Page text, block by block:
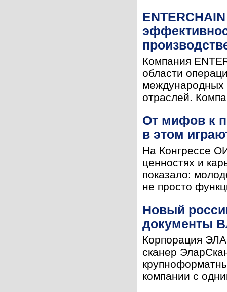
Компания
области
международных
отраслей.
От мифов к
в этом
На Конгрессе
ценностях и
показало:
не просто
Новый
документы
Корпорация
сканер
компании с